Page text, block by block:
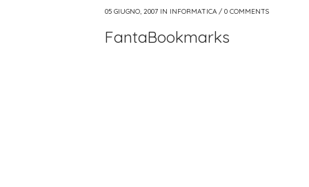
05 GIUGNO, 2007 IN INFORMATICA/ 0 COMMENTS
FantaBookmarks